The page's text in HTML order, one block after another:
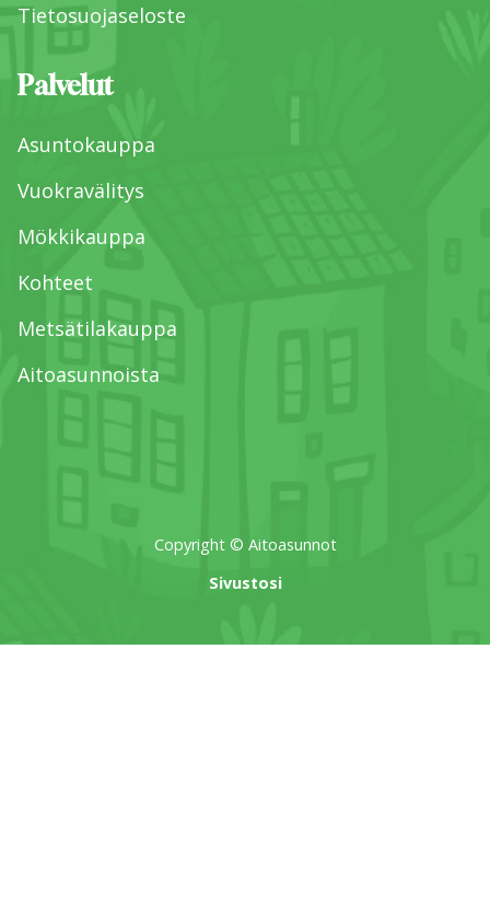
Tietosuojaseloste
Palvelut
Asuntokauppa
Vuokravälitys
Mökkikauppa
Kohteet
Metsätilakauppa
Aitoasunnoista
Copyright © Aitoasunnot
Sivustosi